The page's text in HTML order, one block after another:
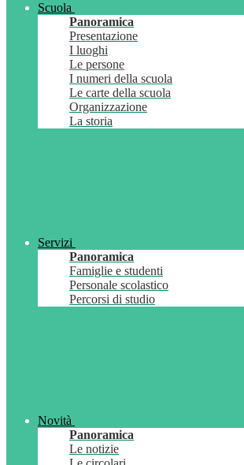
Scuola
Panoramica
Presentazione
I luoghi
Le persone
I numeri della scuola
Le carte della scuola
Organizzazione
La storia
Servizi
Panoramica
Famiglie e studenti
Personale scolastico
Percorsi di studio
Novità
Panoramica
Le notizie